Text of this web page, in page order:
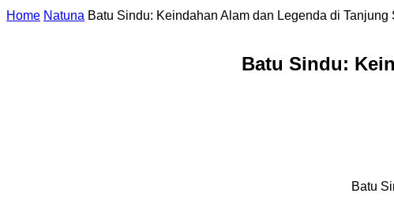
Home Natuna Batu Sindu: Keindahan Alam dan Legenda di Tanjung
Batu Sindu:
Batu